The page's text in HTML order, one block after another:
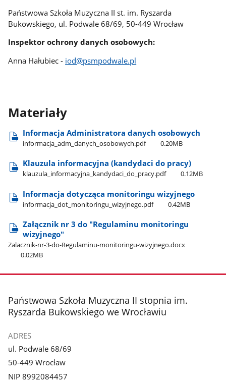
Państwowa Szkoła Muzyczna II st. im. Ryszarda
Bukowskiego, ul. Podwale 68/69, 50-449 Wrocław
Inspektor ochrony danych osobowych:
Anna Hałubiec - iod@psmpodwale.pl
Materiały
Informacja Administratora danych osobowych
informacja​_adm​_danych​_osobowych.pdf 0.20MB
Klauzula informacyjna (kandydaci do pracy)
klauzula​_informacyjna​_kandydaci​_do​_pracy.pdf 0.12MB
Informacja dotycząca monitoringu wizyjnego
informacja​_dot​_monitoringu​_wizyjnego.pdf 0.42MB
Załącznik nr 3 do "Regulaminu monitoringu
wizyjnego"
Zalacznik-nr-3-do-Regulaminu-monitoringu-wizyjnego.docx
0.02MB
stopka
Państwowa Szkoła Muzyczna II stopnia im.
Ryszarda Bukowskiego we Wrocławiu
ADRES
ul. Podwale 68/69
50-449 Wrocław
NIP 8992084457